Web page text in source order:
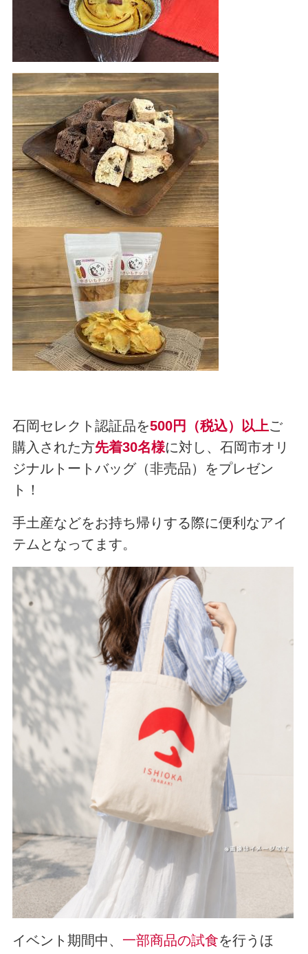
石岡セレクト認証品を500円（税込）以上ご
購入された方先着30名様に対し、石岡市オリ
ジナルトートバッグ（非売品）をプレゼン
ト！
手土産などをお持ち帰りする際に便利なアイ
テムとなってます。
イベント期間中、 一部商品の試食を行うほ